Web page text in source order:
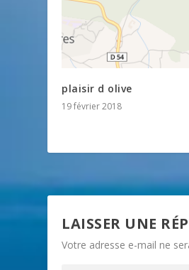
plaisir d olive
19 février 2018
LAISSER UNE
Votre adresse e-mail ne